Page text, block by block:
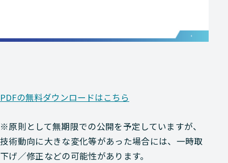
PDFの無料ダウンロードはこちら
※原則として無期限での公開を予定していますが、
技術動向に大きな変化等があった場合には、一時取
下げ／修正などの可能性があります。